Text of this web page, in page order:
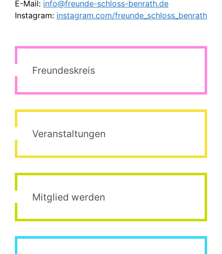
E-Mail: info@freunde-schloss-benrath.de
Instagram: instagram.com/freunde_schloss_benrath
Freundeskreis
Veranstaltungen
Mitglied werden